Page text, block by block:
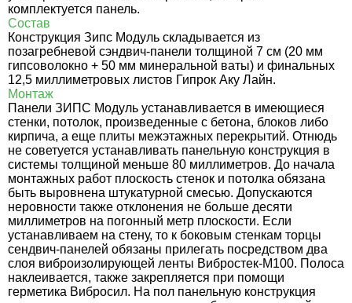
комплектуется панель.
Состав
Конструкция Зипс Модуль складывается из
позагребневой сэндвич-панели толщиной 7 см (20 мм
гипсоволокно + 50 мм минеральной ваты) и финальных
12,5 миллиметровых листов Гипрок Аку Лайн.
Монтаж
Панели ЗИПС Модуль устанавливается в имеющиеся
стенки, потолок, произведенные с бетона, блоков либо
кирпича, а еще плиты межэтажных перекрытий. Отнюдь
не советуется устанавливать панельную конструкция в
системы толщиной меньше 80 миллиметров. До начала
монтажных работ плоскость стенок и потолка обязана
быть выровнена штукатурной смесью. Допускаются
неровности также отклонения не больше десяти
миллиметров на погонный метр плоскости. Если
устанавливаем на стену, то к боковым стенкам торцы
сендвич-панелей обязаны прилегать посредством два
слоя виброизолирующей ленты Вибростек-М100. Полоса
наклеивается, также закрепляется при помощи
герметика Вибросил. На пол панельную конструкция